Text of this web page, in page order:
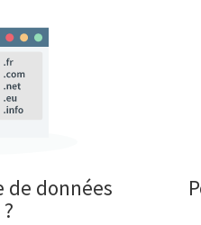
de données